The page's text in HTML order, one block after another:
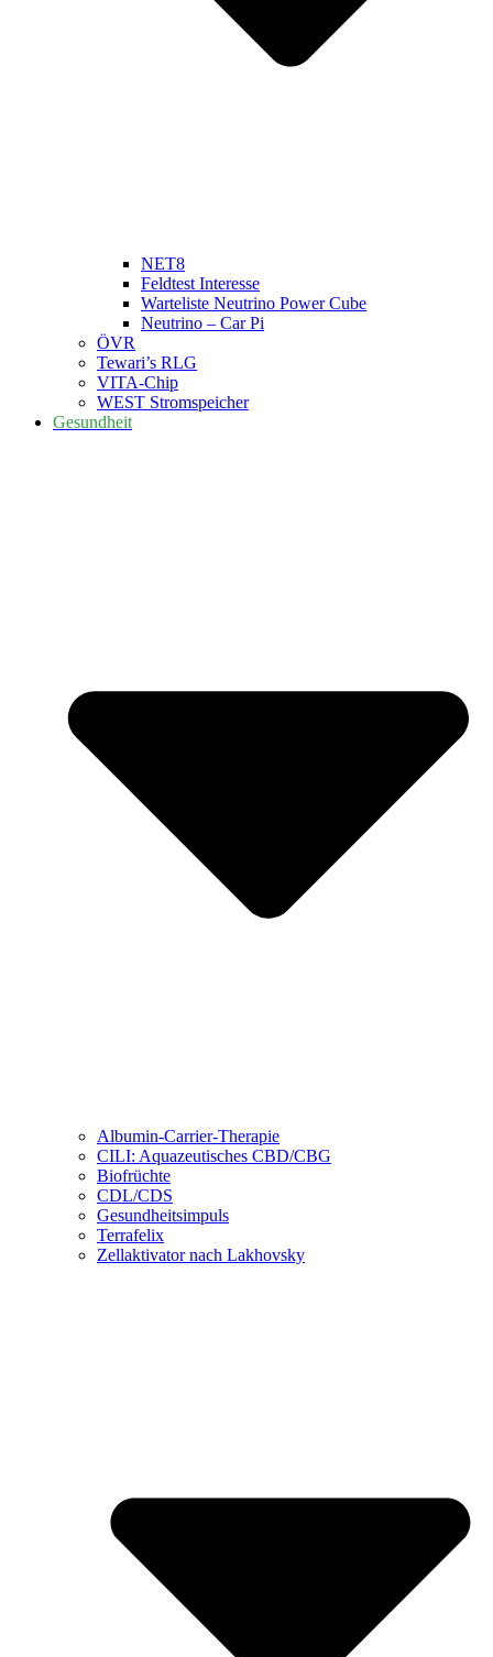
NET8
Feldtest Interesse
Warteliste Neutrino Power Cube
Neutrino – Car Pi
ÖVR
Tewari’s RLG
VITA-Chip
WEST Stromspeicher
Gesundheit
Albumin-Carrier-Therapie
CILI: Aquazeutisches CBD/CBG
Biofrüchte
CDL/CDS
Gesundheitsimpuls
Terrafelix
Zellaktivator nach Lakhovsky